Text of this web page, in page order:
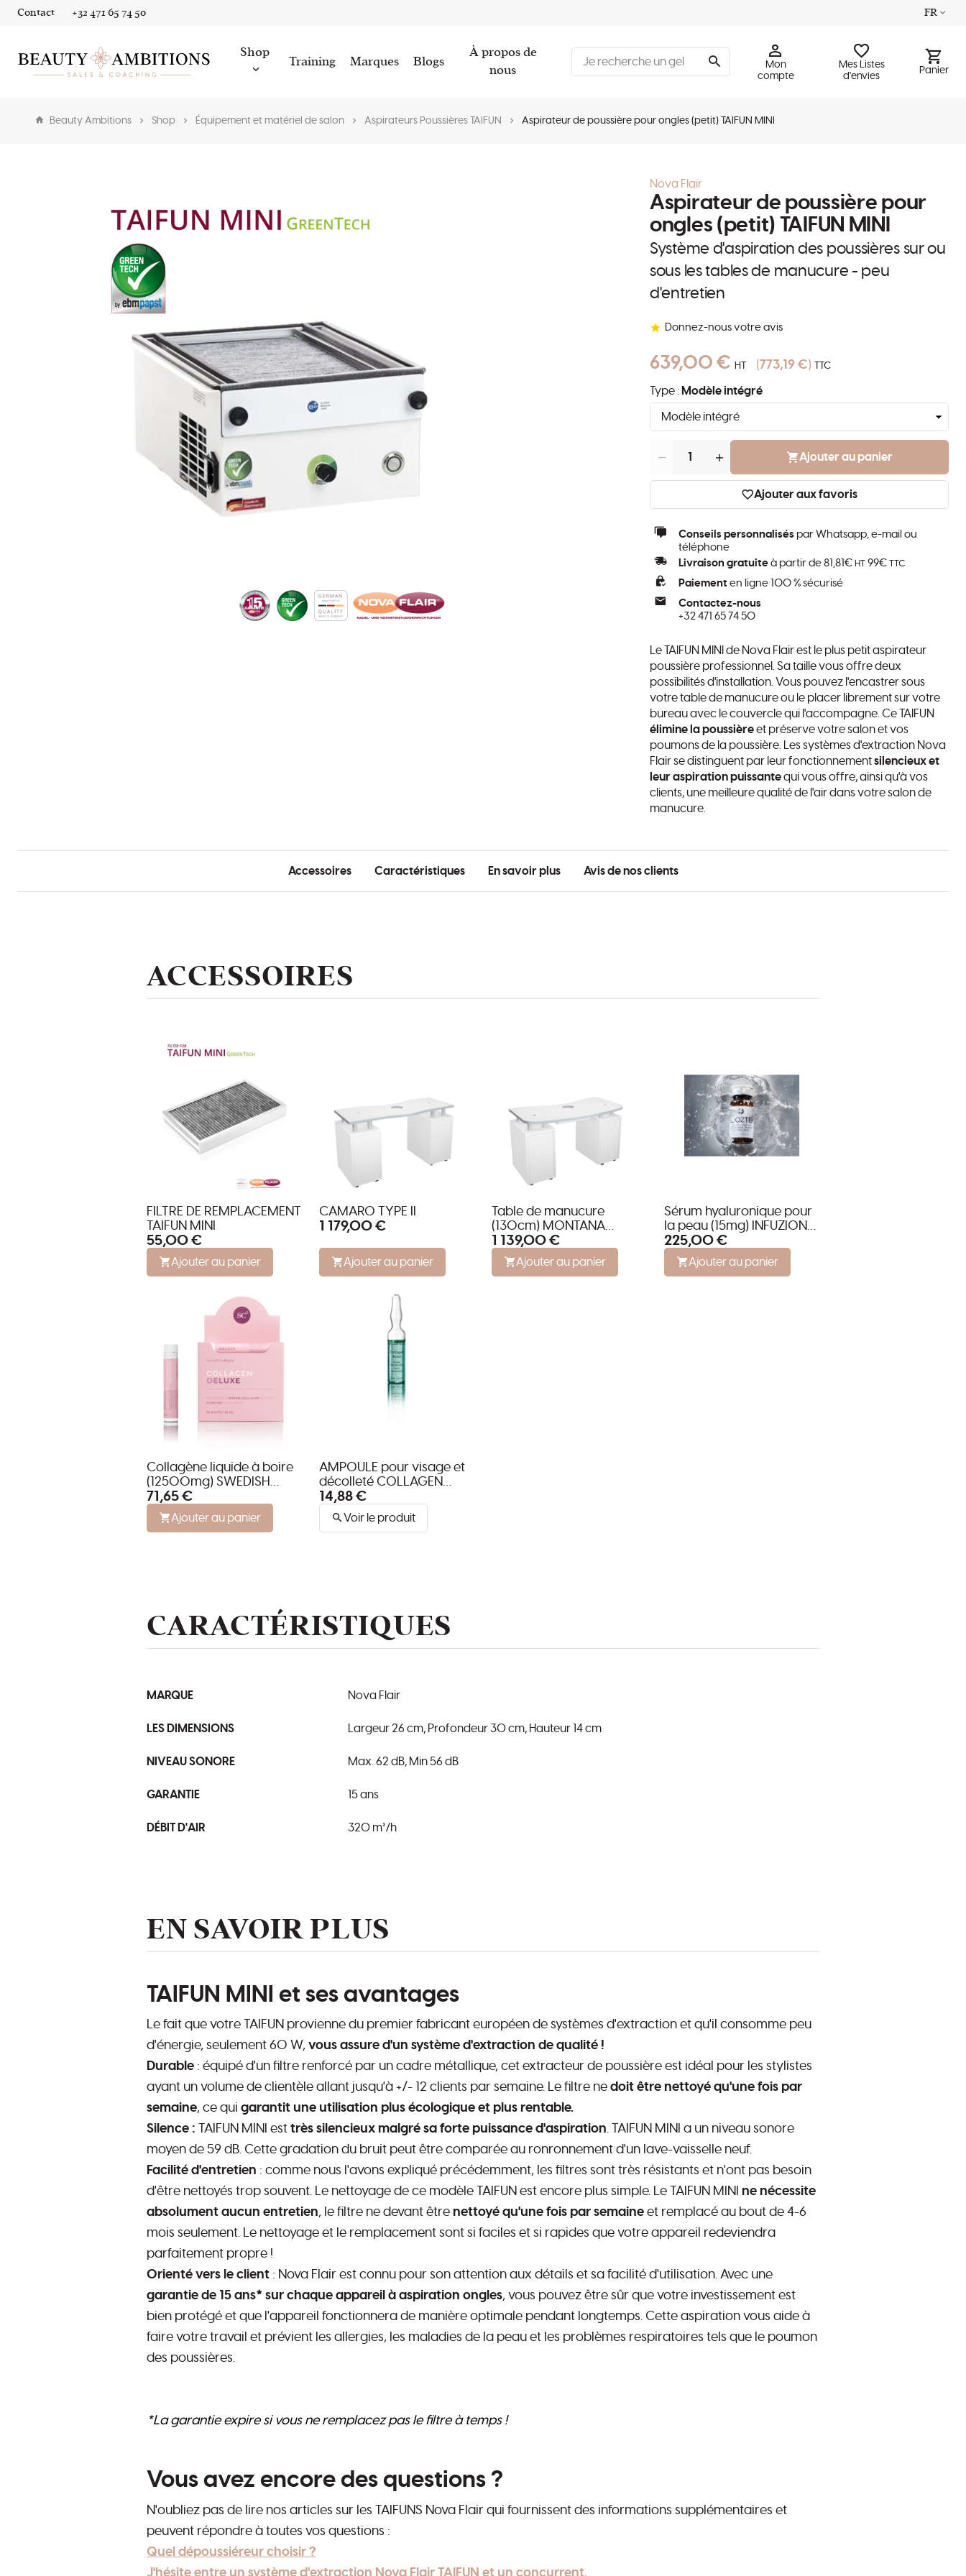
Contact +32 471 65 74 50 FR
Shop
Training Marques Blogs
À propos de
nous
Mon
compte
Mes Listes
d'envies
Panier
Beauty Ambitions Shop Équipement et matériel de salon Aspirateurs Poussières TAIFUN Aspirateur de poussière pour ongles (petit) TAIFUN MINI
Nova Flair
Aspirateur de poussière pour
ongles (petit) TAIFUN MINI
Système d'aspiration des poussières sur ou
sous les tables de manucure - peu
d'entretien
Donnez-nous votre avis
639,00 € HT 773,19 € TTC
Type : Modèle intégré
Quantité Ajouter au panier
Ajouter aux favoris
Conseils personnalisés par Whatsapp, e-mail ou
téléphone
Livraison gratuite à partir de 81,81€ HT 99€ TTC
Paiement en ligne 100 % sécurisé
Contactez-nous
+32 471 65 74 50
Le TAIFUN MINI de Nova Flair est le plus petit aspirateur
poussière professionnel. Sa taille vous offre deux
possibilités d'installation. Vous pouvez l'encastrer sous
votre table de manucure ou le placer librement sur votre
bureau avec le couvercle qui l'accompagne. Ce TAIFUN
élimine la poussièreet préserve votre salon et vos
poumons de la poussière. Les systèmes d'extraction Nova
Flair se distinguent par leur fonctionnementsilencieux et
leur aspiration puissantequi vous offre, ainsi qu'à vos
clients, une meilleure qualité de l'air dans votre salon de
manucure.
Accessoires Caractéristiques En savoir plus Avis de nos clients
ACCESSOIRES
FILTRE DE REMPLACEMENT
TAIFUN MINI
55,00 €
Ajouter au panier
CAMARO TYPE II
1 179,00 €
Ajouter au panier
Table de manucure
(130cm) MONTANA
SMART
1 139,00 €
Ajouter au panier
Sérum hyaluronique pour
la peau (15mg) INFUZION
BOOZTER
225,00 €
Ajouter au panier
Collagène liquide à boire
(12500mg) SWEDISH
COLLAGEN DELUXE - 20
Shots
71,65 €
Ajouter au panier
AMPOULE pour visage et
décolleté COLLAGEN
BOOST
14,88 €
Voir le produit
CARACTÉRISTIQUES
MARQUE Nova Flair
LES DIMENSIONS Largeur 26 cm, Profondeur 30 cm, Hauteur 14 cm
NIVEAU SONORE Max. 62 dB, Min 56 dB
GARANTIE 15 ans
DÉBIT D'AIR 320 m³/h
EN SAVOIR PLUS
TAIFUN MINI et ses avantages
Le fait que votre TAIFUN provienne du premier fabricant européen de systèmes d'extraction et qu'il consomme peu
d'énergie, seulement 60 W, vous assure d'un système d'extraction de qualité !
Durable : équipé d'un filtre renforcé par un cadre métallique, cet extracteur de poussière est idéal pour les stylistes
ayant un volume de clientèle allant jusqu'à +/- 12 clients par semaine. Le filtre ne doit être nettoyé qu'une fois par
semaine, ce qui garantit une utilisation plus écologique et plus rentable.
Silence : TAIFUN MINI est très silencieux malgré sa forte puissance d'aspiration. TAIFUN MINI a un niveau sonore
moyen de 59 dB. Cette gradation du bruit peut être comparée au ronronnement d'un lave-vaisselle neuf.
Facilité d'entretien : comme nous l'avons expliqué précédemment, les filtres sont très résistants et n'ont pas besoin
d'être nettoyés trop souvent. Le nettoyage de ce modèle TAIFUN est encore plus simple. Le TAIFUN MINI ne nécessite
absolument aucun entretien, le filtre ne devant être nettoyé qu'une fois par semaine et remplacé au bout de 4-6
mois seulement. Le nettoyage et le remplacement sont si faciles et si rapides que votre appareil redeviendra
parfaitement propre !
Orienté vers le client : Nova Flair est connu pour son attention aux détails et sa facilité d'utilisation. Avec une
garantie de 15 ans* sur chaque appareil à aspiration ongles, vous pouvez être sûr que votre investissement est
bien protégé et que l'appareil fonctionnera de manière optimale pendant longtemps. Cette aspiration vous aide à
faire votre travail et prévient les allergies, les maladies de la peau et les problèmes respiratoires tels que le poumon
des poussières.
*La garantie expire si vous ne remplacez pas le filtre à temps !
Vous avez encore des questions ?
N'oubliez pas de lire nos articles sur les TAIFUNS Nova Flair qui fournissent des informations supplémentaires et
peuvent répondre à toutes vos questions :
Quel dépoussiéreur choisir ?
J'hésite entre un système d'extraction Nova Flair TAIFUN et un concurrent.